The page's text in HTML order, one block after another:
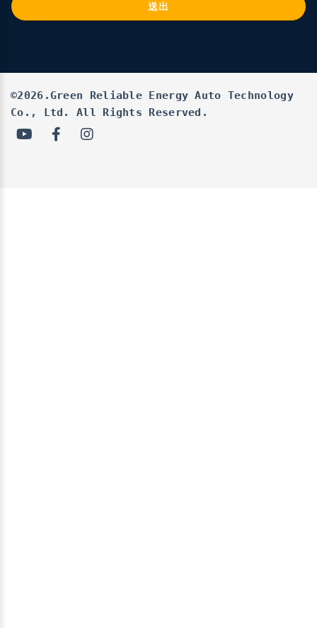
送出
©2026.Green Reliable Energy Auto Technology
Co., Ltd. All Rights Reserved.